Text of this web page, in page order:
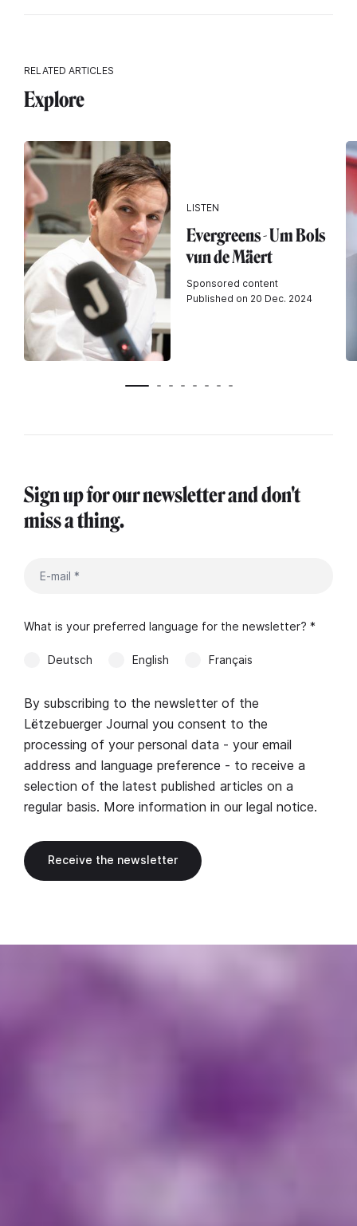
RELATED ARTICLES
Explore
LISTEN
Evergreens - Um Bols
vun de Mäert
Sponsored content
Published on 20 Dec. 2024
Sign up for our newsletter and don't
miss a thing.
What is your preferred language for the newsletter? *
Deutsch English Français
By subscribing to the newsletter of the
Lëtzebuerger Journal you consent to the
processing of your personal data - your email
address and language preference - to receive a
selection of the latest published articles on a
regular basis. More information in our legal notice.